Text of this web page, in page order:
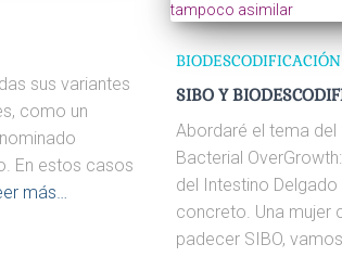
sus variantes
como un
En estos casos
más…
BIODESCODIFICACIÓN
SIBO Y
Abordaré el tema del
Bacterial
del Intestino
concreto. Una mujer
padecer SIBO,